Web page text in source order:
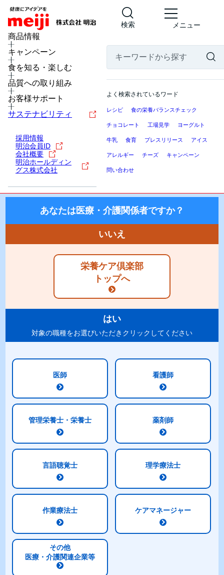
検索 メニュー
商品情報
キャンペーン
食を知る・楽しむ
品質への取り組み
お客様サポート
サステナビリティ
採用情報
明治会員ID
会社概要
明治ホールディン
グス株式会社
よく検索されているワード
レシピ 食の栄養バランスチェック
チョコレート 工場見学 ヨーグルト
牛乳 食育 プレスリリース アイス
アレルギー チーズ キャンペーン
問い合わせ
How to 動画コーナー
こちらの「簡単！便利！How to 動画コーナー」で
は、写真だけではわかりにくい作り方や取り出し方
などをショート動画でご説明しております。
今後も定期的に動画を追加していきます。
明治メイバランス ムースミックス
明治メイバランスムースミックス
基本の作り方 編
の動画です。アレンジレシピもサイト内に掲載して
おりますので、ぜひそちらもお試しください！
医療・介護関係者の皆様へ
ここから先の「meiji Nutrition Info（明治ニュートリション
インフォ）」では、日本国内の医療機関・施設にお勤めの医
療・介護関係者（医師・薬剤師・看護師・栄養士・ケアマネ
ージャー等）を対象に、製品を適正にご使用いただくための
情報を提供しております。
国外の医療・介護関係者、一般の方に対する情報提供を目的
としたものではございませんので、ご了承ください。
あなたは医療・介護関係者ですか？
いいえ
栄養ケア倶楽部
トップへ
はい
対象の職種をお選びいただきクリックしてください
医師 看護師
管理栄養士・栄養士 薬剤師
言語聴覚士 理学療法士
作業療法士 ケアマネージャー
その他
医療・介護関連企業等